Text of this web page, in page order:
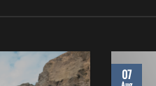
07